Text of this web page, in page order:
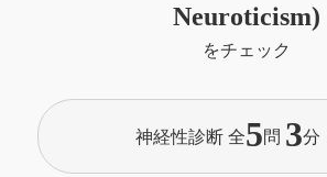
Neuroticism)
をチェック
神経性診断 全5問 3分